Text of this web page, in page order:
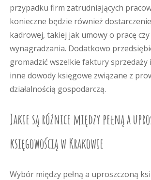
przypadku firm zatrudniających
konieczne będzie również
kadrowej, takiej jak umowy o pracę
wynagradzania. Dodatkowo
gromadzić wszelkie faktury sprzedaży
inne dowody księgowe związane z
działalnością gospodarczą.
Jakie są różnice między pełną a
księgowością w Krakowie
Wybór między pełną a uproszczoną